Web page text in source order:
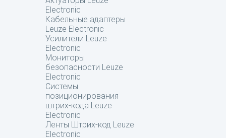
Electronic
Кабельные адаптеры
Leuze Electronic
Усилители Leuze
Electronic
Мониторы
безопасности Leuze
Electronic
Системы
позиционирования
штрих-кода Leuze
Electronic
Ленты Штрих-код Leuze
Electronic